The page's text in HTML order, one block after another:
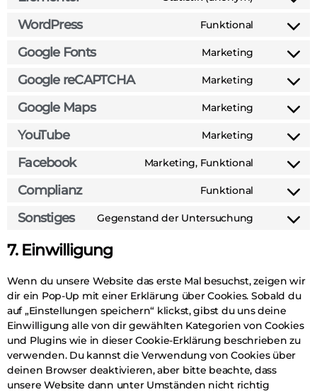
WordPress Funktional
Google Fonts Marketing
Google reCAPTCHA Marketing
Google Maps Marketing
YouTube Marketing
Facebook Marketing, Funktional
Complianz Funktional
Sonstiges Gegenstand der Untersuchung
7. Einwilligung
Wenn du unsere Website das erste Mal besuchst, zeigen wir
dir ein Pop-Up mit einer Erklärung über Cookies. Sobald du
auf „Einstellungen speichern“ klickst, gibst du uns deine
Einwilligung alle von dir gewählten Kategorien von Cookies
und Plugins wie in dieser Cookie-Erklärung beschrieben zu
verwenden. Du kannst die Verwendung von Cookies über
deinen Browser deaktivieren, aber bitte beachte, dass
unsere Website dann unter Umständen nicht richtig